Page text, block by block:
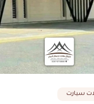
سيارت